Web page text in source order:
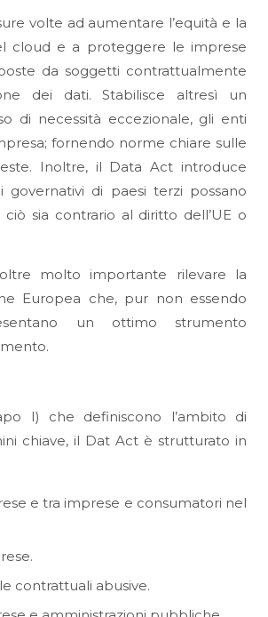
volte ad aumentare l’equità e la
cloud e a proteggere le imprese
da soggetti contrattualmente
dei dati. Stabilisce altresì un
di necessità eccezionale, gli enti
fornendo norme chiare sulle
Inoltre, il Data Act introduce
di paesi terzi possano
sia contrario al diritto dell’UE o
molto importante rilevare la
Europea che, pur non essendo
un ottimo strumento
I) che definiscono l’ambito di
chiave, il Dat Act è strutturato in
e tra imprese e consumatori nel
contrattuali abusive.